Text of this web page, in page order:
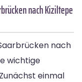
nach Kiziltepe
nach
wichtige
einmal